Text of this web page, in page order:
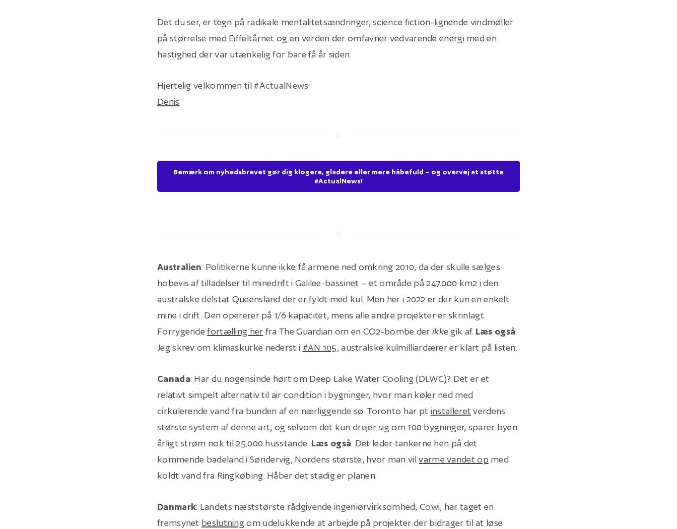
Det du ser, er tegn på radikale mentalitetsændringer, science fiction-lignende vindmøller
på størrelse med Eiffeltårnet og en verden der omfavner vedvarende energi med en
hastighed der var utænkelig for bare få år siden.
Hjertelig velkommen til #ActualNews
Denis
Bemærk om nyhedsbrevet gør dig klogere, gladere eller mere håbefuld – og overvej at støtte
#ActualNews!
Australien: Politikerne kunne ikke få armene ned omkring 2010, da der skulle sælges
hobevis af tilladelser til minedrift i Galilee-bassinet – et område på 247.000 km2 i den
australske delstat Queensland der er fyldt med kul. Men her i 2022 er der kun en enkelt
mine i drift. Den opererer på 1/6 kapacitet, mens alle andre projekter er skrinlagt.
Forrygendefortælling her fra The Guardian om en CO2-bombe der ikkegik af. Læs også:
Jeg skrev om klimaskurke nederst i #AN 105, australske kulmilliardærer er klart på listen.
Canada: Har du nogensinde hørt om Deep Lake Water Cooling (DLWC)? Det er et
relativt simpelt alternativ til air condition i bygninger, hvor man køler ned med
cirkulerende vand fra bunden af en nærliggende sø. Toronto har pt installeret verdens
største system af denne art, og selvom det kun drejer sig om 100 bygninger, sparer byen
årligt strøm nok til 25.000 husstande. Læs også: Det leder tankerne hen på det
kommende badeland i Søndervig, Nordens største, hvor man vilvarme vandet op med
koldt vand fra Ringkøbing. Håber det stadig er planen.
Danmark: Landets næststørste rådgivende ingeniørvirksomhed, Cowi, har taget en
fremsynet beslutningom udelukkende at arbejde på projekter der bidrager til at løse